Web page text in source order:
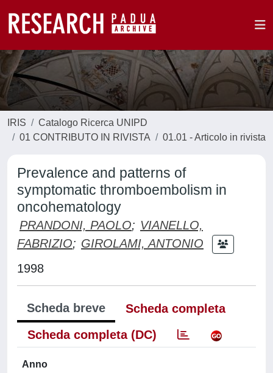
IRIS
Catalogo Ricerca UNIPD
01 CONTRIBUTO IN RIVISTA
01.01 - Articolo in rivista
Prevalence and patterns of
symptomatic thromboembolism in
oncohematology
PRANDONI, PAOLO; VIANELLO,
FABRIZIO; GIROLAMI, ANTONIO
1998
Scheda breve
Scheda completa
Scheda completa (DC)
Anno